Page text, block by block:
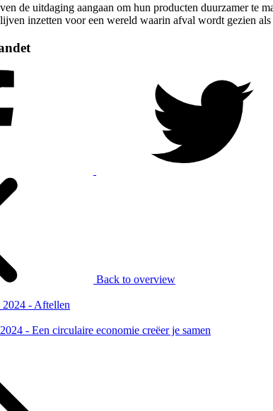
de uitdaging aangaan om hun producten duurzamer te
inzetten voor een wereld waarin afval wordt gezien
Back to overview
2024 - Aftellen
- Een circulaire economie creëer je samen